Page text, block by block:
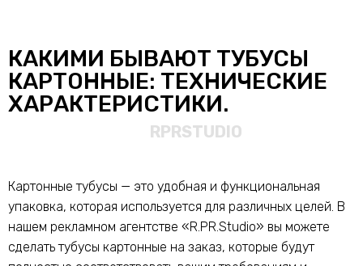
КАКИМИ БЫВАЮТ ТУБУСЫ
КАРТОННЫЕ: ТЕХНИЧЕСКИЕ
ХАРАКТЕРИСТИКИ.
Картонные тубусы — это удобная и функциональная
упаковка, которая используется для различных целей. В
нашем рекламном агентстве «R.PR.Studio» вы можете
сделать тубусы картонные на заказ, которые будут